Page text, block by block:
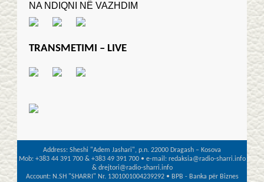
NA NDIQNI NË VAZHDIM
TRANSMETIMI – LIVE
Address: Sheshi "Adem Jashari", p.n. 22000 Dragash – Kosova
Mob: +383 44 391 700 & +383 49 391 700 • e-mail: redaksia@radio-sharri.info
& drejtori@radio-sharri.info
Account: N.SH "SHARRI" Nr. 1301001004239292 • BPB - Banka për Biznes